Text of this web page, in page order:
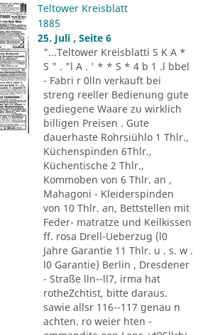
Teltower Kreisblatt
1885
25. Juli , Seite 6
"...Teltower Kreisblatti S K A *
S " . "l A . ' * * S * 4 b 1 .l bbel
- Fabri r 0lln verkauft bei
streng reeller Bedienung gute
gediegene Waare zu wirklich
billigen Preisen . Gute
dauerhaste Rohrsiühlo 1 Thlr.,
Küchenspinden 6Thlr.,
Küchentische 2 Thlr.,
Kommoben von 6 Thlr. an ,
Mahagoni - Kleiderspinden
von 10 Thlr. an, Bettstellen mit
Feder- matratze und Keilkissen
ff. rosa Drell-Ueberzug (l0
Jahre Garantie 11 Thlr. u . s. w .
l0 Garantie) Berlin , Dresdener
- Straße lln--ll7, irma hat
rotheZchtist, bitte daraus.
sawie allsr 116--117 genau n
achten. ro weier hten -